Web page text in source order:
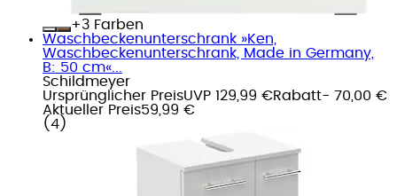
+
Farben
Waschbeckenunterschrank »Ken,
Waschbeckenunterschrank, Made in Germany,
B: 50 cm«...
Schildmeyer
Ursprünglicher PreisUVP 129,99 €Rabatt- 70,00 €
Aktueller Preis59,99 €
( 4 )